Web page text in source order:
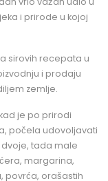
i prirode u kojoj
sirovih recepata u
i prodaju
zemlje.
je po prirodi
počela udovoljavati
dvoje, tada male
margarina,
povrća, orašastih